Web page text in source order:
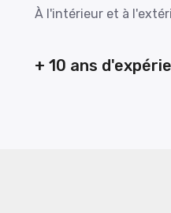
À l'intérieur et à
+ 10 ans